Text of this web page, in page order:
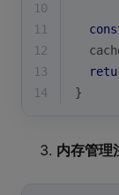
10
11
12
13
14
}
内存管理